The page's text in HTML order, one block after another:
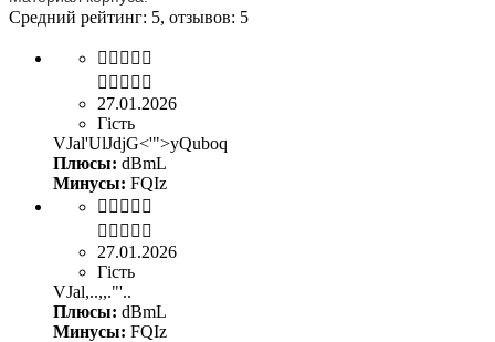
Средний рейтинг: 5, отзывов: 5


27.01.2026
Гість
VJal'UlJdjG<'">yQuboq
Плюсы: dBmL
Минусы: FQIz


27.01.2026
Гість
VJal,..,,."'..
Плюсы: dBmL
Минусы: FQIz